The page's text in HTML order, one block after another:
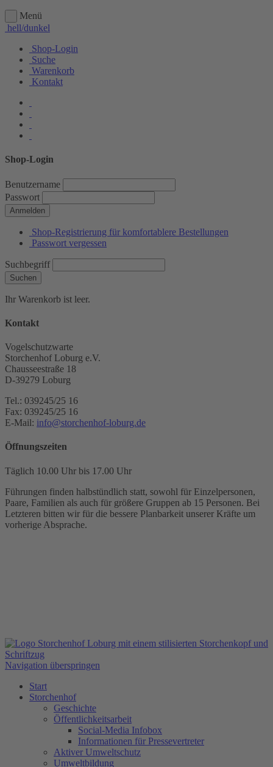
Menü
hell/dunkel
Shop-Login
Suche
Warenkorb
Kontakt
Shop-Login
Benutzername
Passwort
Anmelden
Shop-Registrierung für komfortablere Bestellungen
Passwort vergessen
Suchbegriff
Suchen
Ihr Warenkorb ist leer.
Kontakt
Vogelschutzwarte
Storchenhof Loburg e.V.
Chausseestraße 18
D-39279 Loburg
Tel.: 039245/25 16
Fax: 039245/25 16
E-Mail: info@storchenhof-loburg.de
Öffnungszeiten
Täglich 10.00 Uhr bis 17.00 Uhr
Führungen finden halbstündlich statt, sowohl für Einzelpersonen,
Paare, Familien als auch für größere Gruppen ab 15 Personen. Bei
Letzteren bitten wir für die bessere Planbarkeit unserer Kräfte um
vorherige Absprache.
Navigation überspringen
Start
Storchenhof
Geschichte
Öffentlichkeitsarbeit
Social-Media Infobox
Informationen für Pressevertreter
Aktiver Umweltschutz
Umweltbildung